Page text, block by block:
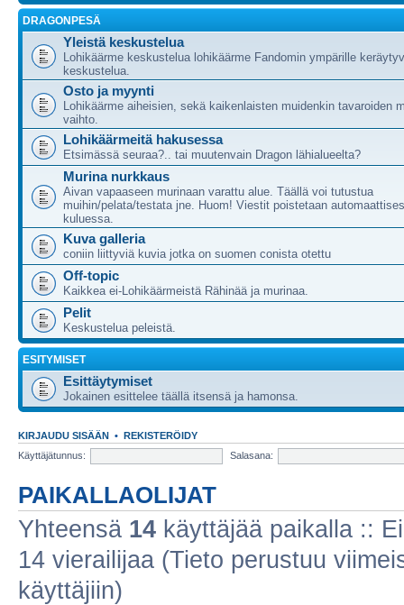
DRAGONPESÄ
Yleistä keskustelua
Lohikäärme keskustelua lohikäärme Fandomin ympärille
keskustelua.
Osto ja myynti
Lohikäärme aiheisien, sekä kaikenlaisten muidenkin tavaroiden
vaihto.
Lohikäärmeitä hakusessa
Etsimässä seuraa?.. tai muutenvain Dragon lähialueelta?
Murina nurkkaus
Aivan vapaaseen murinaan varattu alue. Täällä voi tutustua
muihin/pelata/testata jne. Huom! Viestit poistetaan
kuluessa.
Kuva galleria
coniin liittyviä kuvia jotka on suomen conista otettu
Off-topic
Kaikkea ei-Lohikäärmeistä Rähinää ja murinaa.
Pelit
Keskustelua peleistä.
ESITYMISET
Esittäytymiset
Jokainen esittelee täällä itsensä ja hamonsa.
KIRJAUDU SISÄÄN • REKISTERÖIDY
Käyttäjätunnus:
Salasana:
PAIKALLAOLIJAT
Yhteensä 14 käyttäjää paikalla ::
14 vierailijaa (Tieto perustuu
käyttäjiin)